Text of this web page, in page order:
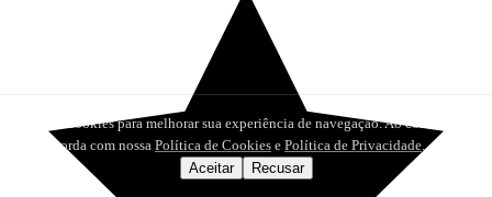
Utilizamos cookies para melhorar sua experiência de navegação. Ao continuar,
você concorda com nossa Política de Cookies e Política de Privacidade.
Aceitar Recusar